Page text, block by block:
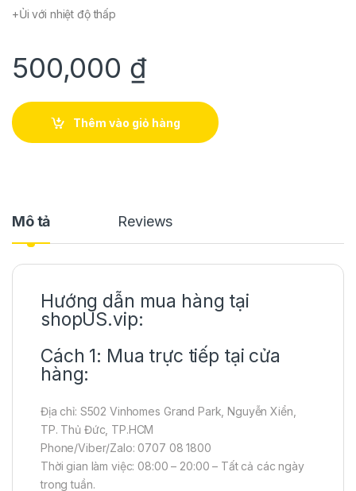
+Ủi với nhiệt độ thấp
500,000 ₫
Thêm vào giỏ hàng
Mô tả Reviews
Hướng dẫn mua hàng tại
shopUS.vip:
Cách 1: Mua trực tiếp tại cửa
hàng:
Địa chỉ: S502 Vinhomes Grand Park, Nguyễn Xiển,
TP. Thủ Đức, TP.HCM
Phone/Viber/Zalo: 0707 08 1800
Thời gian làm việc: 08:00 – 20:00 – Tất cả các ngày
trong tuần.